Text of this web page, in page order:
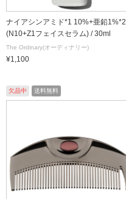
ナイアシンアミド*1 10%+亜鉛1%*2
(N10+Z1フェイスセラム) / 30ml
The Ordinary(オーディナリー)
¥1,100
欠品中 送料無料